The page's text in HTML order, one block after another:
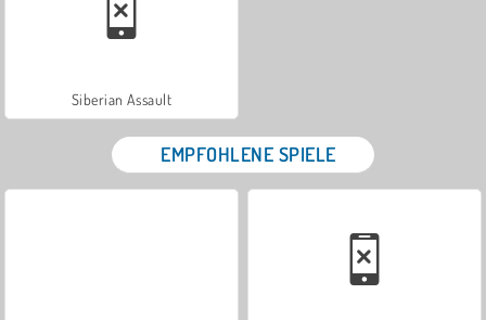
Siberian Assault
EMPFOHLENE SPIELE